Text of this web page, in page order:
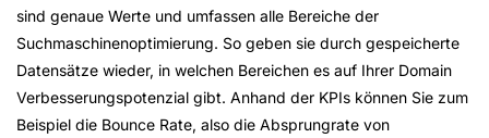
sind genaue Werte und umfassen alle Bereiche der
Suchmaschinenoptimierung. So geben sie durch gespeicherte
Datensätze wieder, in welchen Bereichen es auf Ihrer Domain
Verbesserungspotenzial gibt. Anhand der KPIs können Sie zum
Beispiel die Bounce Rate, also die Absprungrate von